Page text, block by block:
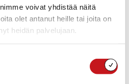
voivat yhdistää näitä
olet antanut heille tai joita on
heidän palvelujaan.